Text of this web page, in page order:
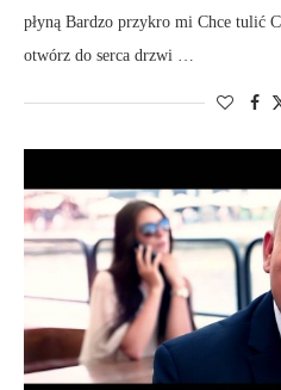
płyną Bardzo przykro mi Chce tulić
otwórz do serca drzwi …